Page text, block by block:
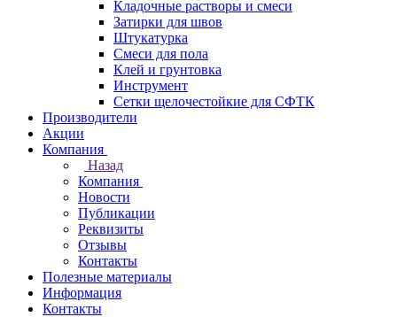
Кладочные растворы и смеси
Затирки для швов
Штукатурка
Смеси для пола
Клей и грунтовка
Инструмент
Сетки щелочестойкие для СФТК
Производители
Акции
Компания
Назад
Компания
Новости
Публикации
Реквизиты
Отзывы
Контакты
Полезные материалы
Информация
Контакты